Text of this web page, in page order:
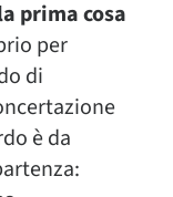
prima cosa
per
di
è da